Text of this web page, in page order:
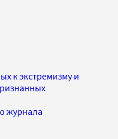
к экстремизму и
журнала